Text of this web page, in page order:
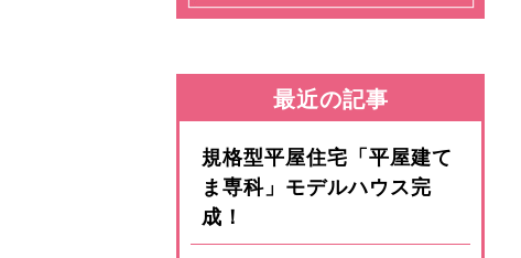
最近の記事
規格型平屋住宅「平屋建て
ま専科」モデルハウス完
成！